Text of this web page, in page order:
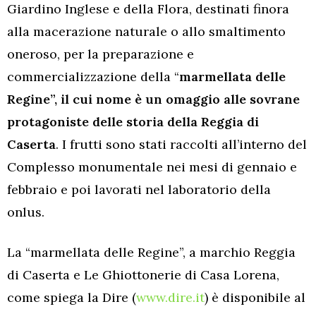
Giardino Inglese e della Flora, destinati finora
alla macerazione naturale o allo smaltimento
oneroso, per la preparazione e
commercializzazione della “marmellata delle
Regine”, il cui nome è un omaggio alle sovrane
protagoniste delle storia della Reggia di
Caserta. I frutti sono stati raccolti all’interno del
Complesso monumentale nei mesi di gennaio e
febbraio e poi lavorati nel laboratorio della
onlus.
La “marmellata delle Regine”, a marchio Reggia
di Caserta e Le Ghiottonerie di Casa Lorena,
come spiega la Dire (www.dire.it) è disponibile al